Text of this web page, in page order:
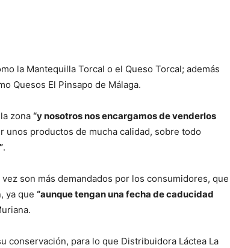
la Mantequilla Torcal o el Queso Torcal; además
Quesos El Pinsapo de Málaga.
zona “y nosotros nos encargamos de venderlos
unos productos de mucha calidad, sobre todo
.
son más demandados por los consumidores, que
ya que “aunque tengan una fecha de caducidad
conservación, para lo que Distribuidora Láctea La